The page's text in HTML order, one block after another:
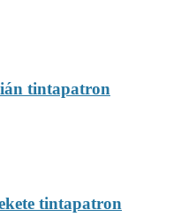
tintapatron
tintapatron